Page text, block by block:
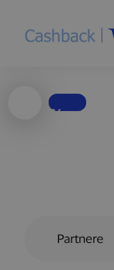
1 %
ydeevne
og god
Partnere